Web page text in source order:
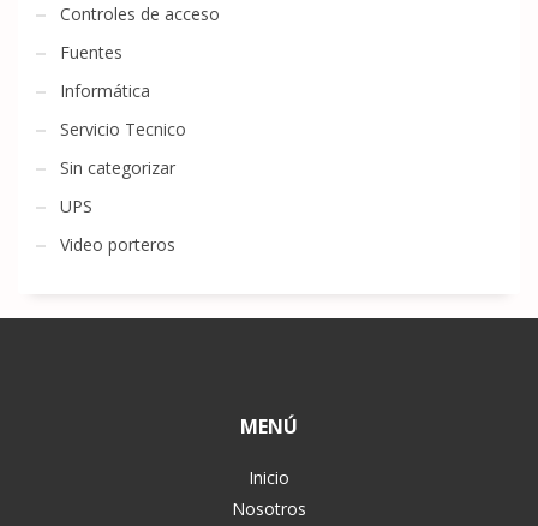
Controles de acceso
Fuentes
Informática
Servicio Tecnico
Sin categorizar
UPS
Video porteros
MENÚ
Inicio
Nosotros